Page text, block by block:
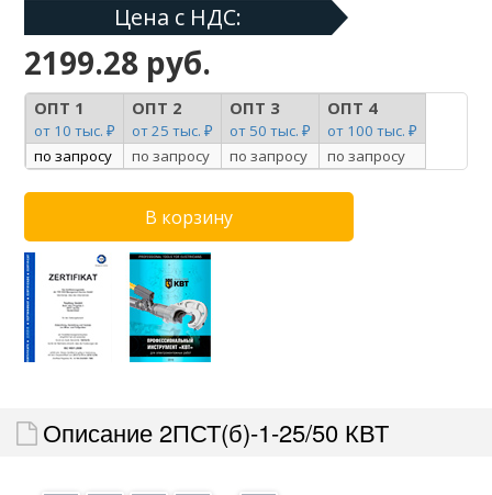
Цена с НДС:
2199.28 руб.
ОПТ 1
от 10 тыс. ₽
ОПТ 2
от 25 тыс. ₽
ОПТ 3
от 50 тыс. ₽
ОПТ 4
от 100 тыс. ₽
по запросу
по запросу по запросу по запросу
Описание 2ПСТ(б)-1-25/50 КВТ